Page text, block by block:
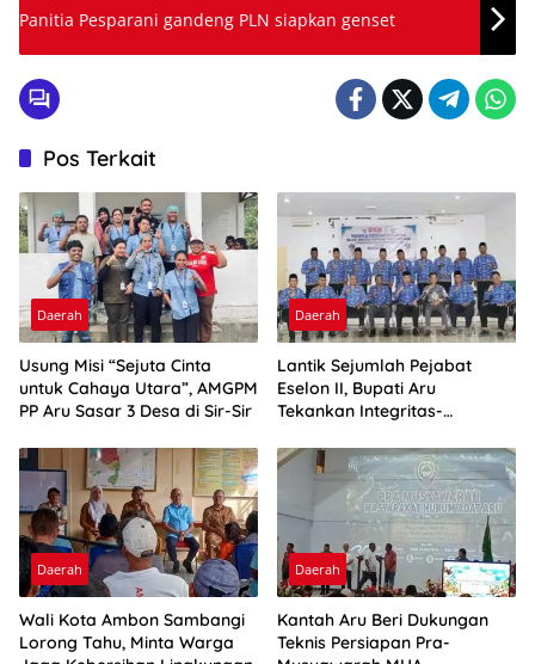
Panitia Pesparani gandeng PLN siapkan genset
Pos Terkait
Daerah
Usung Misi “Sejuta Cinta
untuk Cahaya Utara”, AMGPM
PP Aru Sasar 3 Desa di Sir-Sir
Daerah
Lantik Sejumlah Pejabat
Eselon II, Bupati Aru
Tekankan Integritas-
Daerah
Wali Kota Ambon Sambangi
Lorong Tahu, Minta Warga
Daerah
Kantah Aru Beri Dukungan
Teknis Persiapan Pra-